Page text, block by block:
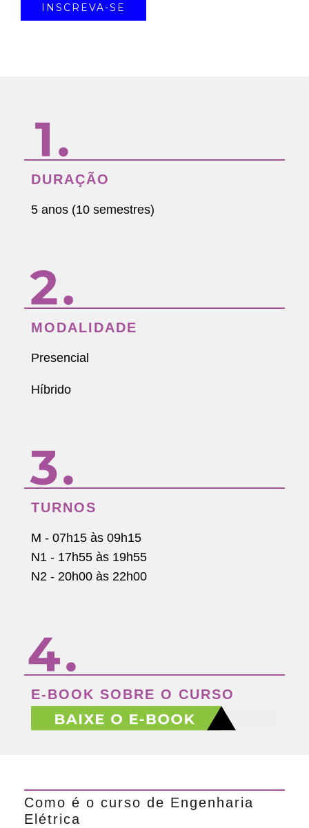
DURAÇÃO
5 anos (10 semestres)
MODALIDADE
Presencial
Híbrido
TURNOS
M - 07h15 às 09h15
N1 - 17h55 às 19h55
N2 - 20h00 às 22h00
E-BOOK SOBRE O CURSO
Como é o curso de Engenharia
Elétrica